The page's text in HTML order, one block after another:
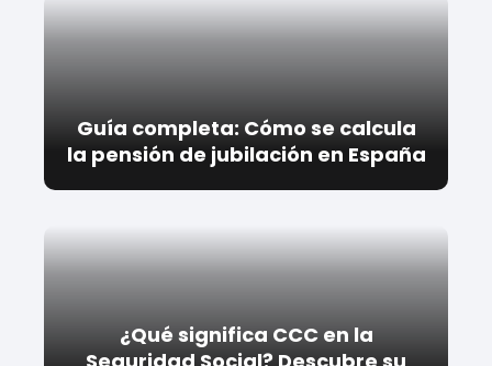
Guía completa: Cómo se calcula
la pensión de jubilación en España
¿Qué significa CCC en la